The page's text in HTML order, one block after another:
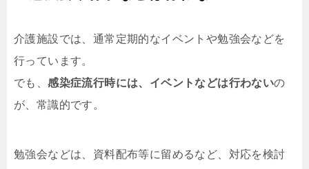
介護施設では、通常定期的なイベントや勉強会などを
行っています。
でも、感染症流行時には、イベントなどは行わないの
が、常識的です。
勉強会などは、資料配布等に留めるなど、対応を検討